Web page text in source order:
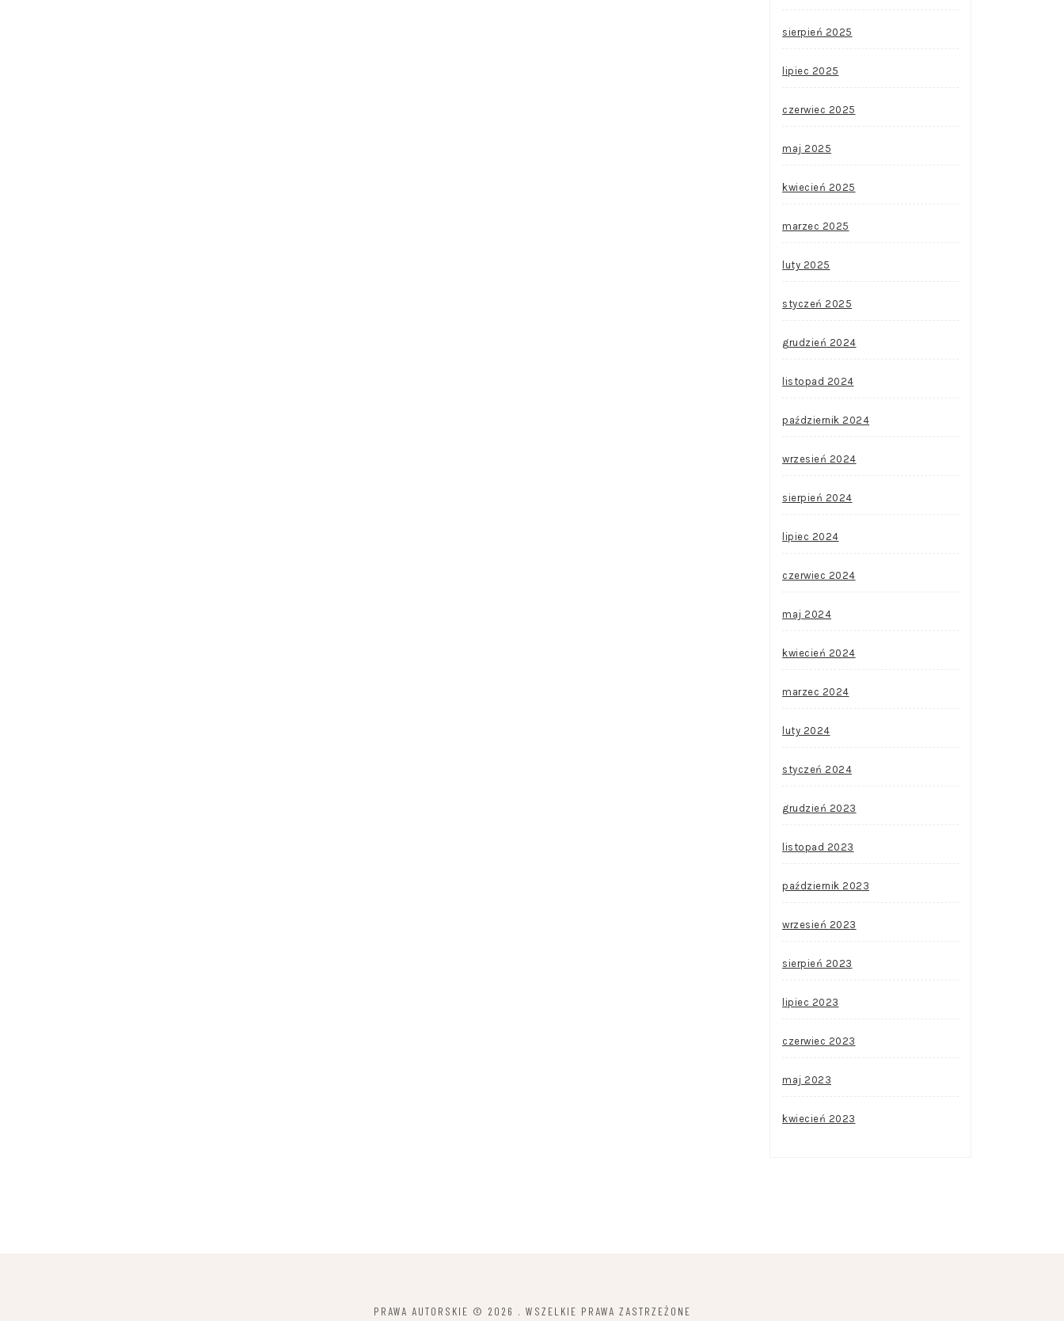
sierpień 2025
lipiec 2025
czerwiec 2025
maj 2025
kwiecień 2025
marzec 2025
luty 2025
styczeń 2025
grudzień 2024
listopad 2024
październik 2024
wrzesień 2024
sierpień 2024
lipiec 2024
czerwiec 2024
maj 2024
kwiecień 2024
marzec 2024
luty 2024
styczeń 2024
grudzień 2023
listopad 2023
październik 2023
wrzesień 2023
sierpień 2023
lipiec 2023
czerwiec 2023
maj 2023
kwiecień 2023
PRAWA AUTORSKIE © 2026 . WSZELKIE PRAWA ZASTRZEŻONE